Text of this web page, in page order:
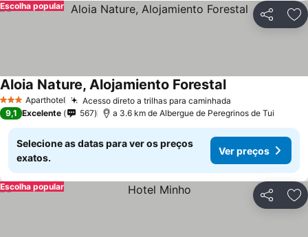
Partilhar
Escolha popular
3 EstrelasAparthotel Acesso direto a trilhas para caminhada
Aloia Nature, Alojamiento Forestal
9,1 Excelente 567 a 3.6 km de Albergue de Peregrinos de Tui
Selecione as datas para ver os preços
exatos.
Ver preços
Partilhar
Escolha popular